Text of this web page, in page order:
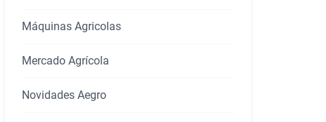
Máquinas Agricolas
Mercado Agrícola
Novidades Aegro